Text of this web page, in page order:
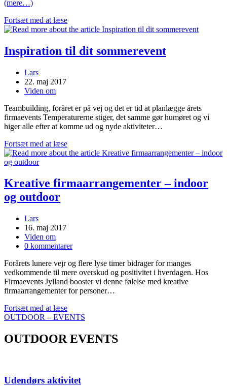
(mere…)
Fortsæt med at læseSensommer
Inspiration til dit sommerevent
Post
author:
Lars
Post
published:
22. maj 2017
Post
Viden om
Teambuilding, foråret er på vej og det er tid at planlægge årets
firmaevents Temperaturerne stiger, det samme gør humøret og vi
higer alle efter at komme ud og nyde aktiviteter…
Fortsæt med at læseInspiration
til
Kreative firmaarrangementer – indoor
og outdoor
Post
author:
Lars
Post
published:
16. maj 2017
Post
category:
Viden om
Post
0 kommentarer
Forårets lunere vejr og flere lyse timer bidrager for manges
vedkommende til mere overskud og positivitet i hverdagen. Hos
Firmaevents Jylland booster vi denne følelse med kreative
firmaarrangementer for personer…
Fortsæt med at læseKreative
firmaarrangementer
indoor
og
OUTDOOR – EVENTS
OUTDOOR EVENTS
Udendørs aktivitet